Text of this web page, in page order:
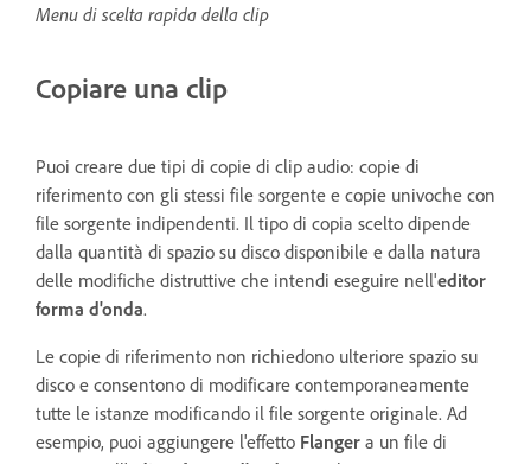
Menu di scelta rapida della clip
Copiare una clip
Puoi creare due tipi di copie di clip audio: copie di
riferimento con gli stessi file sorgente e copie univoche con
file sorgente indipendenti. Il tipo di copia scelto dipende
dalla quantità di spazio su disco disponibile e dalla natura
delle modifiche distruttive che intendi eseguire nell'editor
forma d'onda.
Le copie di riferimento non richiedono ulteriore spazio su
disco e consentono di modificare contemporaneamente
tutte le istanze modificando il file sorgente originale. Ad
esempio, puoi aggiungere l'effetto Flanger a un file di